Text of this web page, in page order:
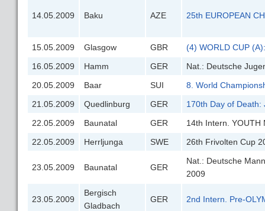
14.05.2009 Baku AZE 25th EUROPEAN
15.05.2009 Glasgow GBR
(4) WORLD CUP
16.05.2009
Hamm GER
Nat.: Deutsche
20.05.2009
Baar SUI
8. World
21.05.2009
Quedlinburg GER
170th Day of
22.05.2009
Baunatal GER
14th Intern. YOUTH
22.05.2009
Herrljunga SWE 26th Frivolten Cup
23.05.2009 Baunatal GER
Nat.: Deutsche
2009
23.05.2009
Bergisch
Gladbach
GER 2nd Intern. Pre-